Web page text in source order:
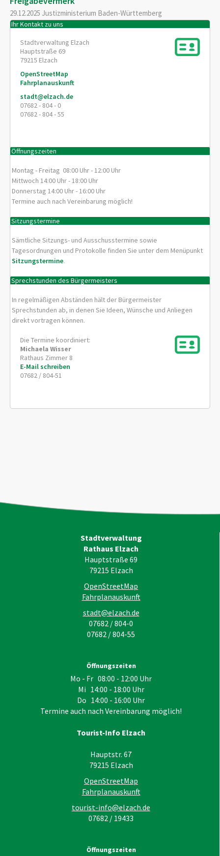
29.12.2025 Justizministerium Baden-Württemberg
Ihr Kontakt zu uns
Stadtverwaltung Elzach
Hauptstraße 69
79215 Elzach
OpenStreetMap
Fahrplanauskunft
stadt@elzach.de
07682 - 804 - 0
07682 - 804 - 55
Öffnungszeiten
Montag - Freitag 08:00 Uhr - 12:00 Uhr
Mittwoch 14:00 Uhr - 18:00 Uhr
Donnerstag 14:00 Uhr - 16:00 Uhr
Termine auch nach Vereinbarung möglich!
Sitzungstermine
Sämtliche Sitzungs- und Ausschusstermine sowie
Tagesordnungen und Protokolle finden Sie unter dem Menüpunkt
Sitzungstermine.
Sprechstunden des Bürgermeisters
In regelmäßigen Abständen hält der Bürgermeister
Sprechstunden ab, in denen Sie Ideen, Wünsche und Anliegen
direkt vortragen können.
Die Termine koordiniert:
Michaela Wisser
Rathaus Zimmer 8
E-Mail schreiben
07682 / 804-51
Stadtverwaltung
Rathaus Elzach
Hauptstraße 69
79215 Elzach
OpenStreetMap
Fahrplanauskunft
stadt@elzach.de
07682 / 804-0
07682 / 804-55
Öffnungszeiten
Mo - Fr 08:00 - 12:00 Uhr
Mi 14:00 - 18:00 Uhr
Do 14:00 - 16:00 Uhr
Termine auch nach Vereinbarung möglich!
Tourist-Info Elzach
Hauptstr. 67
79215 Elzach
OpenStreetMap
Fahrplanauskunft
tourist-info@elzach.de
07682 / 19433
Öffnungszeiten